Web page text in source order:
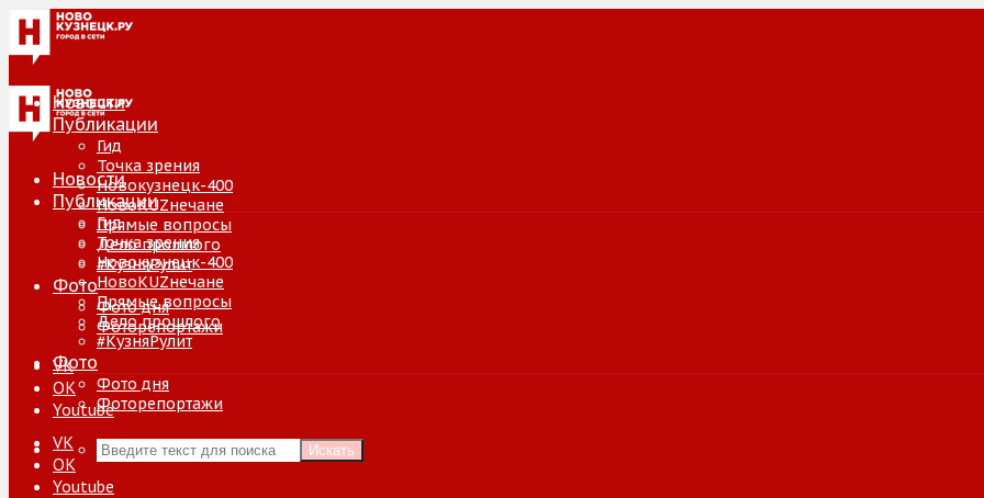
Новости
Публикации
Гид
Точка зрения
Новокузнецк-400
НовоKUZнечане
Прямые вопросы
Дело прошлого
#КузняРулит
Фото
Фото дня
Фоторепортажи
VK
ОК
Youtube
Искать
Новости
Публикации
Гид
Точка зрения
Новокузнецк-400
НовоKUZнечане
Прямые вопросы
Дело прошлого
#КузняРулит
Фото
Фото дня
Фоторепортажи
VK
ОК
Youtube